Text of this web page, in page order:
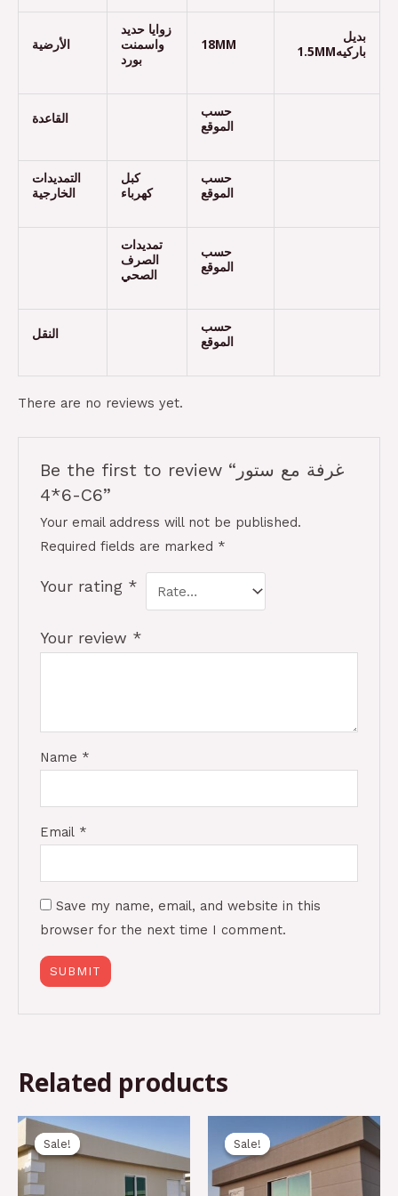
الأرضية
زوايا حديد
واسمنت
بورد
18MM
بديل
باركيه1.5MM
القاعدة
حسب
الموقع
التمديدات
الخارجية
كبل
كهرباء
حسب
الموقع
تمديدات
الصرف
الصحي
حسب
الموقع
النقل
حسب
الموقع
There are no reviews yet.
Be the first to review “غرفة مع ستور
6*4-C6”
Your email address will not be published.
Required fields are marked *
Your rating *
Your review *
Name *
Email *
Save my name, email, and website in this
browser for the next time I comment.
Related products
Sale!
Sale!
price
was:
18.500,00 د.إ.
is:
17.500,00 د.إ.
Sale!
Sale!
Original
price
Current
price
is: